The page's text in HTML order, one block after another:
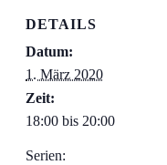
DETAILS
Datum:
1. März 2020
Zeit:
18:00 bis 20:00
Serien: